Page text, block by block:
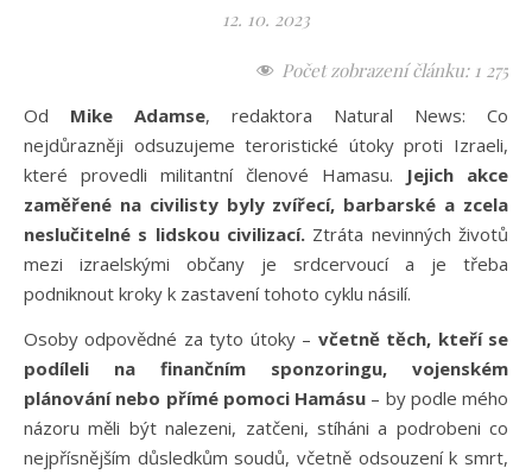
12. 10. 2023
Počet zobrazení článku: 1 275
Od Mike Adamse, redaktora Natural News: Co
nejdůrazněji odsuzujeme teroristické útoky proti Izraeli,
které provedli militantní členové Hamasu. Jejich akce
zaměřené na civilisty byly zvířecí, barbarské a zcela
neslučitelné s lidskou civilizací. Ztráta nevinných životů
mezi izraelskými občany je srdcervoucí a je třeba
podniknout kroky k zastavení tohoto cyklu násilí.
Osoby odpovědné za tyto útoky – včetně těch, kteří se
podíleli na finančním sponzoringu, vojenském
plánování nebo přímé pomoci Hamásu – by podle mého
názoru měli být nalezeni, zatčeni, stíháni a podrobeni co
nejpřísnějším důsledkům soudů, včetně odsouzení k smrt,